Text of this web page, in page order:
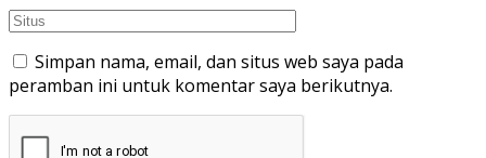
Simpan nama, email, dan situs web saya pada
peramban ini untuk komentar saya berikutnya.